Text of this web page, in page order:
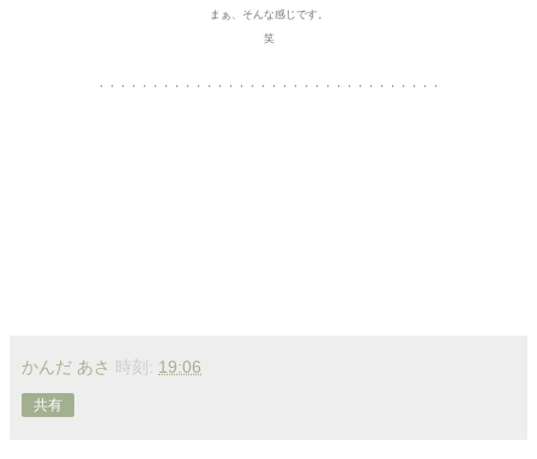
まぁ、そんな感じです。
笑
・・・・・・・・・・・・・・・・・・・・・・・・・・・・・・・・
かんだ あさ 時刻: 19:06
共有